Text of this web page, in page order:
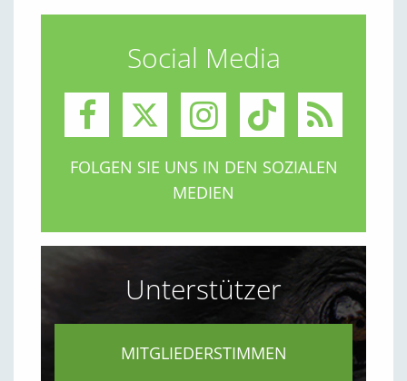
Social Media
FOLGEN SIE UNS IN DEN SOZIALEN
MEDIEN
Unterstützer
MITGLIEDERSTIMMEN